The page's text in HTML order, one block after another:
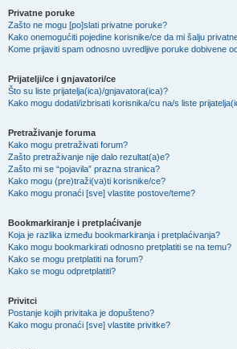
Privatne poruke
Zašto ne mogu [po]slati privatne poruke?
Kako onemogućiti pojedine korisnike/ce da mi šalju
Kome prijaviti spam odnosno uvredljive poruke dobivene
Prijatelji/ce i gnjavatori/ce
Što su liste prijatelja(ica)/gnjavatora(ica)?
Kako mogu dodati/izbrisati korisnika/cu na/s liste
Pretraživanje foruma
Kako mogu pretraživati forum?
Zašto pretraživanje nije dalo rezultat(a)e?
Zašto mi se “pojavila” prazna stranica?
Kako mogu (pre)traži(va)ti korisnike/ce?
Kako mogu pronaći [sve] vlastite postove/teme?
Bookmarkiranje i pretplaćivanje
Koja je razlika između bookmarkiranja i pretplaćivanja?
Kako mogu bookmarkirati odnosno pretplatiti se na temu?
Kako se mogu pretplatiti na forum?
Kako se mogu odpretplatiti?
Privitci
Postanje kojih privitaka je dopušteno?
Kako mogu pronaći [sve] vlastite privitke?